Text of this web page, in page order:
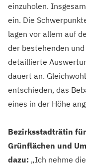
einzuholen.
ein. Die
lagen vor allem auf
der bestehenden
detaillierte
dauert an.
entschieden, das
eines in der Höhe
Bezirksstadträtin
Grünflächen und
dazu: „Ich nehme